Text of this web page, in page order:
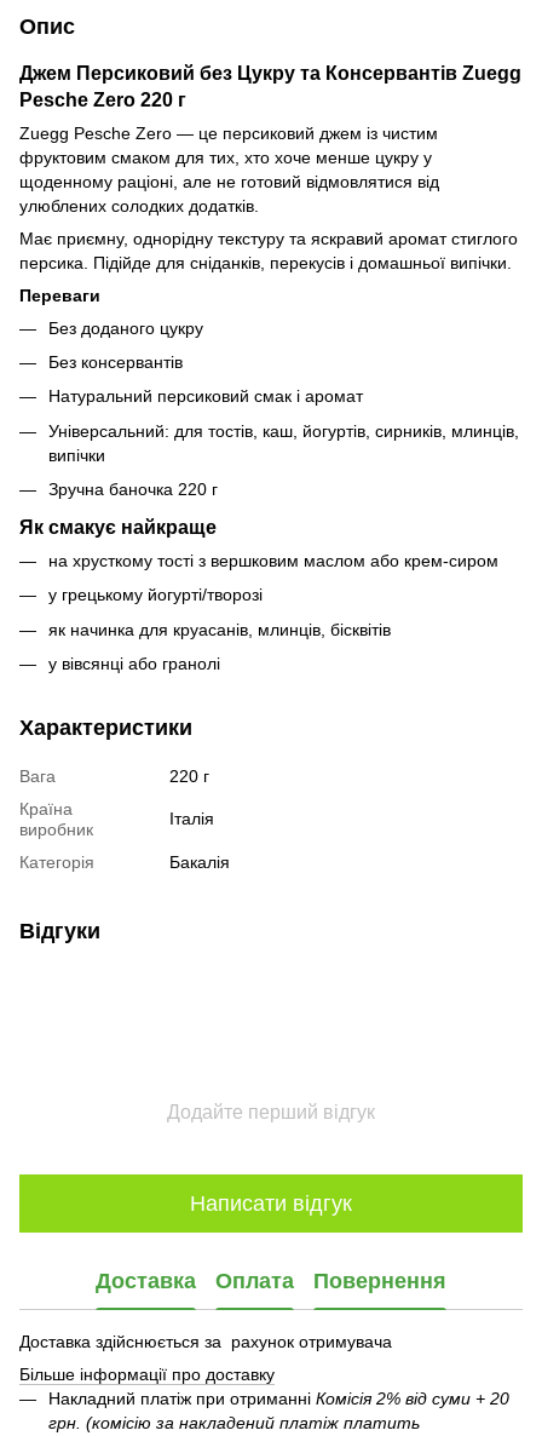
Опис
Джем Персиковий без Цукру та Консервантів Zuegg
Pesche Zero 220 г
Zuegg Pesche Zero — це персиковий джем із чистим
фруктовим смаком для тих, хто хоче менше цукру у
щоденному раціоні, але не готовий відмовлятися від
улюблених солодких додатків.
Має приємну, однорідну текстуру та яскравий аромат стиглого
персика. Підійде для сніданків, перекусів і домашньої випічки.
Переваги
Без доданого цукру
Без консервантів
Натуральний персиковий смак і аромат
Універсальний: для тостів, каш, йогуртів, сирників, млинців,
випічки
Зручна баночка 220 г
Як смакує найкраще
на хрусткому тості з вершковим маслом або крем-сиром
у грецькому йогурті/творозі
як начинка для круасанів, млинців, бісквітів
у вівсянці або гранолі
Характеристики
Вага
220 г
Країна
виробник
Італія
Категорія Бакалія
Відгуки
Додайте перший відгук
Написати відгук
Доставка Оплата Повернення
Доставка здійснюється за рахунок отримувача
Більше інформації про доставку
Накладний платіж при отриманні Комісія 2% від суми + 20
грн. (комісію за накладений платіж платить